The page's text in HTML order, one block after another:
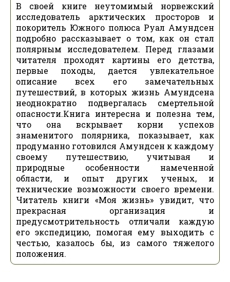
В своей книге неутомимый норвежский
исследователь арктических просторов и
покоритель Южного полюса Руал Амундсен
подробно рассказывает о том, как он стал
полярным исследователем. Перед глазами
читателя проходят картины его детства,
первые походы, дается увлекательное
описание всех его замечательных
путешествий, в которых жизнь Амундсена
неоднократно подвергалась смертельной
опасности.Книга интересна и полезна тем,
что она вскрывает корни успехов
знаменитого полярника, показывает, как
продуманно готовился Амундсен к каждому
своему путешествию, учитывая и
природные особенности намеченной
области, и опыт других ученых, и
технические возможности своего времени.
Читатель книги «Моя жизнь» увидит, что
прекрасная организация и
предусмотрительность отличали каждую
его экспедицию, помогая ему выходить с
честью, казалось бы, из самого тяжелого
положения.